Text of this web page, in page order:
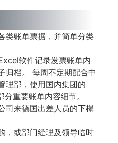
类账单票据，并简单分类
软件记录发票账单内
归档。 每周不定期配合中
理部，使用国内集团的
分重要账单内容细节。
司来德国出差人员的下榻
，或部门经理及领导临时